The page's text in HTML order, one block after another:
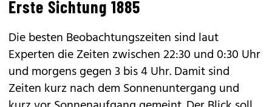
Erste Sichtung 1885
Die besten Beobachtungszeiten sind laut
Experten die Zeiten zwischen 22:30 und 0:30 Uhr
und morgens gegen 3 bis 4 Uhr. Damit sind
Zeiten kurz nach dem Sonnenuntergang und